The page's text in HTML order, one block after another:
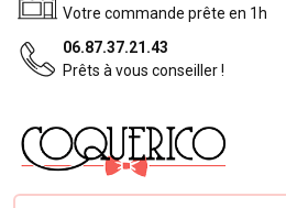
Votre commande prête en 1h
06.87.37.21.43
Prêts à vous conseiller !